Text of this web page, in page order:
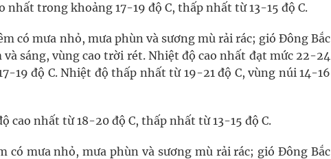
nhất trong khoảng 17-19 độ C, thấp nhất từ 13-15 độ C.
có mưa nhỏ, mưa phùn và sương mù rải rác; gió Đông Bắc
sáng, vùng cao trời rét. Nhiệt độ cao nhất đạt mức 22-24
19 độ C. Nhiệt độ thấp nhất từ 19-21 độ C, vùng núi 14-16
cao nhất từ 18-20 độ C, thấp nhất từ 13-15 độ C.
có mưa nhỏ, mưa phùn và sương mù rải rác; gió Đông Bắc